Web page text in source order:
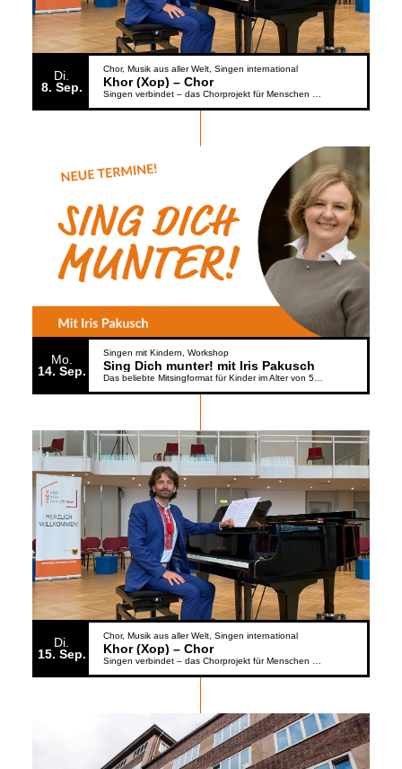
Di.
8 Sep.
Chor Musik aus aller Welt Singen international
Khor (Xop) – Chor
Singen verbindet – das Chorprojekt für Menschen aus der Ukraine
Mo.
14 Sep.
Singen mit Kindern Workshop
Sing Dich munter! mit Iris Pakusch
Das beliebte Mitsingformat für Kinder im Alter von 5 bis 6 Jahren geht weiter
Di.
15 Sep.
Chor Musik aus aller Welt Singen international
Khor (Xop) – Chor
Singen verbindet – das Chorprojekt für Menschen aus der Ukraine